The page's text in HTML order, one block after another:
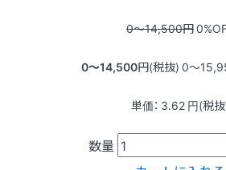
0〜14,500円0
0〜14,500円(税抜) 0〜
単価： 3.62 円(税
数量